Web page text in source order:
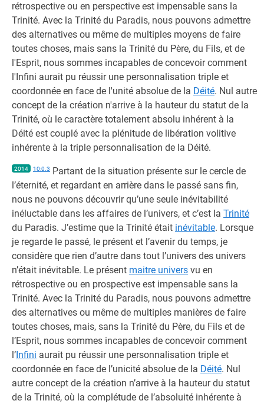
rétrospective ou en perspective est impensable sans la
Trinité. Avec la Trinité du Paradis, nous pouvons admettre
des alternatives ou même de multiples moyens de faire
toutes choses, mais sans la Trinité du Père, du Fils, et de
l'Esprit, nous sommes incapables de concevoir comment
l'Infini aurait pu réussir une personnalisation triple et
coordonnée en face de l'unité absolue de la Déité. Nul autre
concept de la création n'arrive à la hauteur du statut de la
Trinité, où le caractère totalement absolu inhérent à la
Déité est couplé avec la plénitude de libération volitive
inhérente à la triple personnalisation de la Déité.
2014 10:0.3 Partant de la situation présente sur le cercle de
l’éternité, et regardant en arrière dans le passé sans fin,
nous ne pouvons découvrir qu’une seule inévitabilité
inéluctable dans les affaires de l’univers, et c’est la Trinité
du Paradis. J’estime que la Trinité était inévitable. Lorsque
je regarde le passé, le présent et l’avenir du temps, je
considère que rien d’autre dans tout l’univers des univers
n’était inévitable. Le présent maitre univers vu en
rétrospective ou en prospective est impensable sans la
Trinité. Avec la Trinité du Paradis, nous pouvons admettre
des alternatives ou même de multiples manières de faire
toutes choses, mais, sans la Trinité du Père, du Fils et de
l’Esprit, nous sommes incapables de concevoir comment
l’Infini aurait pu réussir une personnalisation triple et
coordonnée en face de l’unicité absolue de la Déité. Nul
autre concept de la création n’arrive à la hauteur du statut
de la Trinité, où la complétude de l’absoluité inhérente à